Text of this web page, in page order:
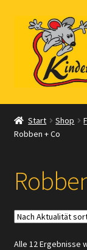
Navigation
springen
Zum
Inhalt
springen
Start
Vertrag widerrufen
Start Shop
Robben + Co
Alle 12 Ergebnisse